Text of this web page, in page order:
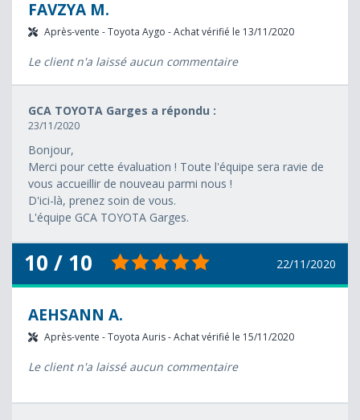
FAVZYA M.
Après-vente - Toyota Aygo - Achat vérifié le 13/11/2020
Le client n'a laissé aucun commentaire
GCA TOYOTA Garges a répondu :
23/11/2020
Bonjour,
Merci pour cette évaluation ! Toute l'équipe sera ravie de
vous accueillir de nouveau parmi nous !
D'ici-là, prenez soin de vous.
L'équipe GCA TOYOTA Garges.
10 / 10 22/11/2020
AEHSANN A.
Après-vente - Toyota Auris - Achat vérifié le 15/11/2020
Le client n'a laissé aucun commentaire